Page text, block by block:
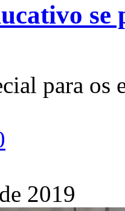
se
para os
2019